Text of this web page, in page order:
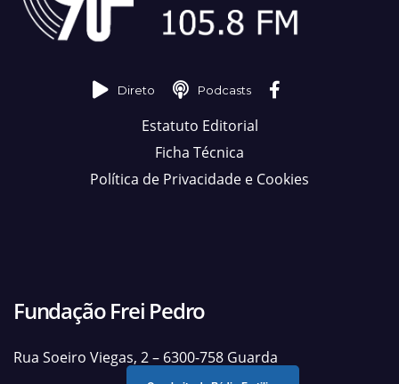
Direto Podcasts
Estatuto Editorial
Ficha Técnica
Política de Privacidade e Cookies
Fundação Frei Pedro
Rua Soeiro Viegas, 2 – 6300-758 Guarda